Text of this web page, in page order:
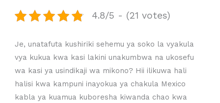
4.8/5 - (21 votes)
Je, unatafuta kushiriki sehemu ya soko la vyakula
vya kukua kwa kasi lakini unakumbwa na ukosefu
wa kasi ya usindikaji wa mikono? Hii ilikuwa hali
halisi kwa kampuni inayokua ya chakula Mexico
kabla ya kuamua kuboresha kiwanda chao kwa